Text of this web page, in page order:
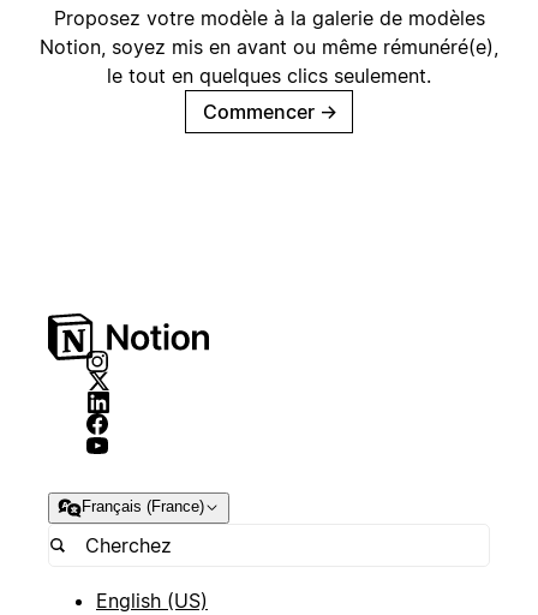
Proposez votre modèle à la galerie de modèles
Notion, soyez mis en avant ou même rémunéré(e),
le tout en quelques clics seulement.
Commencer →
Français (France)
English (US)